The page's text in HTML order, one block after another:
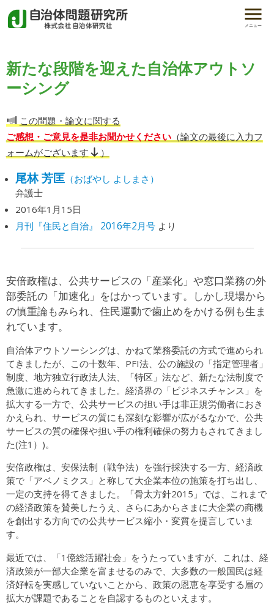
メニュー
新たな段階を迎えた自治体アウトソ
ーシング
この問題・論文に関する
ご感想・ご意見を是非お聞かせください（論文の最後に入力フ
ォームがございます
）
尾林 芳匡（おばやし よしまさ）
弁護士
2016年1月15日
月刊『住民と自治』 2016年2月号より
安倍政権は、公共サービスの「産業化」や窓口業務の外
部委託の「加速化」をはかっています。しかし現場から
の慎重論もみられ、住民運動で歯止めをかける例も生ま
れています。
自治体アウトソーシングは、かねて業務委託の方式で進められ
てきましたが、この十数年、PFI法、公の施設の「指定管理者」
制度、地方独立行政法人法、「特区」法など、新たな法制度で
急激に進められてきました。経済界の「ビジネスチャンス」を
拡大する一方で、公共サービスの担い手は非正規労働者におき
かえられ、サービスの質にも深刻な影響が広がるなかで、公共
サービスの質の確保や担い手の権利確保の努力もされてきまし
た(注1）)。
安倍政権は、安保法制（戦争法）を強行採決する一方、経済政
策で「アベノミクス」と称して大企業本位の施策を打ち出し、
一定の支持を得てきました。「骨太方針2015」では、これまで
の経済政策を賛美したうえ、さらにあからさまに大企業の商機
を創出する方向での公共サービス縮小・変質を提言していま
す。
最近では、「1億総活躍社会」をうたっていますが、これは、経
済政策が一部大企業を富ませるのみで、大多数の一般国民は経
済好転を実感していないことから、政策の恩恵を享受する層の
拡大が課題であることを自認するものといえます。